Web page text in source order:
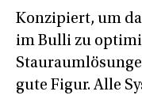
Konzipiert, um
im Bulli zu
gute Figur. Alle